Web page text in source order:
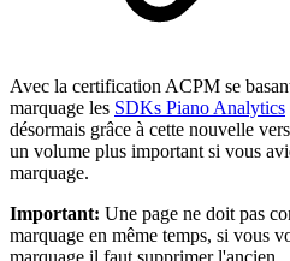
Avec la certification ACPM se
marquage les SDKs Piano Analytics
désormais grâce à cette nouvelle
un volume plus important si vous
marquage.
Important: Une page ne doit pas
marquage en même temps, si vous